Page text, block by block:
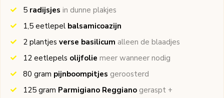
5 radijsjes in dunne plakjes
1,5 eetlepel balsamicoazijn
2 plantjes verse basilicum alleen de blaadjes
12 eetlepels olijfolie meer wanneer nodig
80 gram pijnboompitjes geroosterd
125 gram Parmigiano Reggiano geraspt +